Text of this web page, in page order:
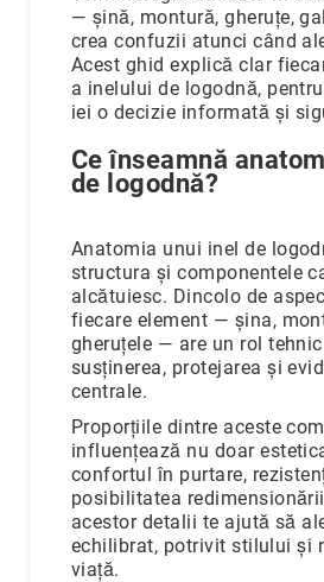
galben
Aur
alb
Aur
Aur
în
culori
Inele
de
logodnă
În
stoc
alb
Aur
galben
Aur
roz
— șină, montură, gheruțe,
crea confuzii atunci când
Acest ghid explică clar
a inelului de logodnă,
iei o decizie informată și
Ce înseamnă
de logodnă?
Anatomia unui inel de
structura și componentele
alcătuiesc. Dincolo de
fiecare element — șina,
gheruțele — are un rol
susținerea, protejarea și
centrale.
Proporțiile dintre aceste
influențează nu doar
confortul în purtare,
posibilitatea
acestor detalii te ajută să
echilibrat, potrivit stilului și
viață.